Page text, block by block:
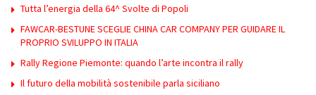
Tutta l’energia della 64^ Svolte di Popoli
FAWCAR-BESTUNE SCEGLIE CHINA CAR COMPANY PER GUIDARE IL
PROPRIO SVILUPPO IN ITALIA
Rally Regione Piemonte: quando l’arte incontra il rally
Il futuro della mobilità sostenibile parla siciliano